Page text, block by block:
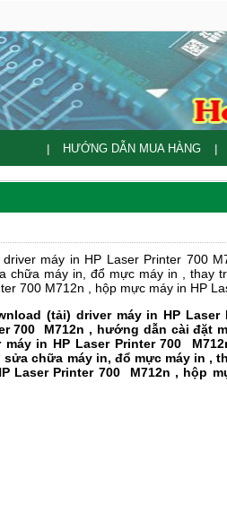
HƯỚNG DẪN MUA HÀNG
máy in HP Laser Printer 700
chữa máy in, đổ mực máy in , thay
700 M712n , hộp mực máy in HP
(tải) driver máy in HP Laser
700 M712n , hướng dẫn cài đặt
in HP Laser Printer 700
chữa máy in, đổ mực máy in ,
Laser Printer 700
M712n , hộp